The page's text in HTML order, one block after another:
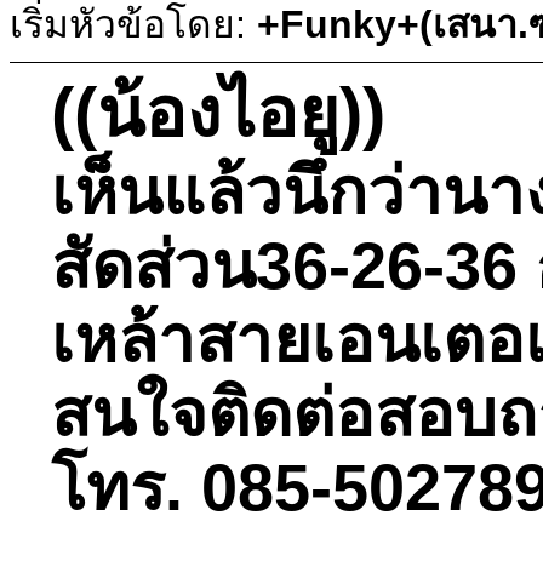
เริ่มหัวข้อโดย: +Funky+(เสนา
((น้องไอยู))
เห็นแล้วนึกว่านา
สัดส่วน36-26-
เหล้าสายเอนเต
สนใจติดต่อสอบ
โทร. 085-